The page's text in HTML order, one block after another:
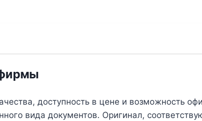
доступность в цене и возможность
вида документов. Оригинал,